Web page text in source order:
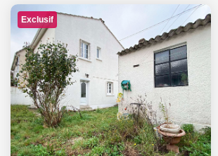
Exclusif